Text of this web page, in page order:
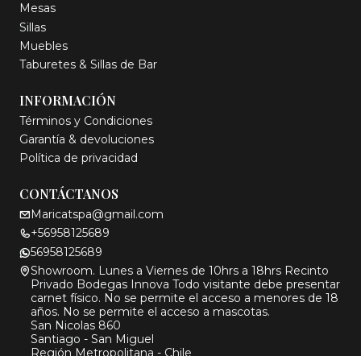
Mesas
Sillas
Muebles
Taburetes & Sillas de Bar
INFORMACIÓN
Términos y Condiciones
Garantía & devoluciones
Política de privacidad
CONTÁCTANOS
Maricatspa@gmail.com
+56958125689
56958125689
Showroom. Lunes a Viernes de 10hrs a 18hrs Recinto
Privado Bodegas Innova Todo visitante debe presentar
carnet físico. No se permite el acceso a menores de 18
años. No se permite el acceso a mascotas.
San Nicolas 860
Santiago - San Miguel
Región Metropolitana - Chile